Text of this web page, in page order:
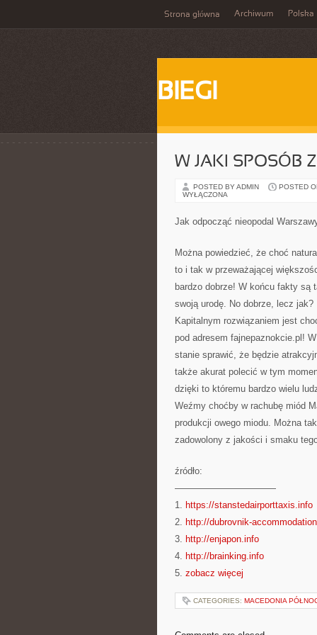
Strona główna Archiwum Polska
BIEGI
W JAKI SPOSÓB
POSTED BY ADMIN POSTED
WYŁĄCZONA
Jak odpocząć nieopodal
Można powiedzieć, że choć
to i tak w przeważającej
bardzo dobrze! W końcu fakty są
swoją urodę. No dobrze, lecz jak?
Kapitalnym rozwiązaniem jest
pod adresem fajnepaznokcie.pl!
stanie sprawić, że będzie
także akurat polecić w tym
dzięki to któremu bardzo wielu
Weźmy choćby w rachubę miód
produkcji owego miodu. Można
zadowolony z jakości i smaku
źródło:
———————————
1. https://stanstedairporttaxis.info
2. http://dubrovnik-
3. http://enjapon.info
4. http://brainking.info
5. zobacz więcej
CATEGORIES: MACEDONIA